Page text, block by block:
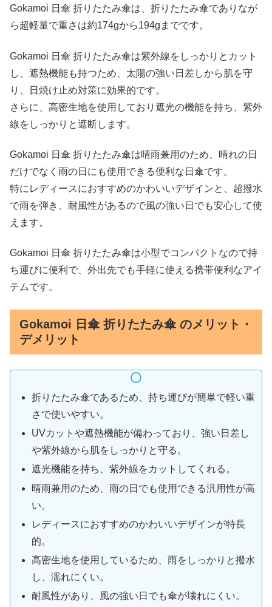
Gokamoi 日傘 折りたたみ傘は、折りたたみ傘でありなが
ら超軽量で重さは約174gから194gまでです。
Gokamoi 日傘 折りたたみ傘は紫外線をしっかりとカット
し、遮熱機能も持つため、太陽の強い日差しから肌を守
り、日焼け止め対策に効果的です。
さらに、高密生地を使用しており遮光の機能を持ち、紫外
線をしっかりと遮断します。
Gokamoi 日傘 折りたたみ傘は晴雨兼用のため、晴れの日
だけでなく雨の日にも使用できる便利な日傘です。
特にレディースにおすすめのかわいいデザインと、超撥水
で雨を弾き、耐風性があるので風の強い日でも安心して使
えます。
Gokamoi 日傘 折りたたみ傘は小型でコンパクトなので持
ち運びに便利で、外出先でも手軽に使える携帯便利なアイ
テムです。
Gokamoi 日傘 折りたたみ傘 のメリット・
デメリット
折りたたみ傘であるため、持ち運びが簡単で軽い重
さで使いやすい。
UVカットや遮熱機能が備わっており、強い日差し
や紫外線から肌をしっかりと守る。
遮光機能を持ち、紫外線をカットしてくれる。
晴雨兼用のため、雨の日でも使用できる汎用性が高
い。
レディースにおすすめのかわいいデザインが特長
的。
高密生地を使用しているため、雨をしっかりと撥水
し、濡れにくい。
耐風性があり、風の強い日でも傘が壊れにくい。